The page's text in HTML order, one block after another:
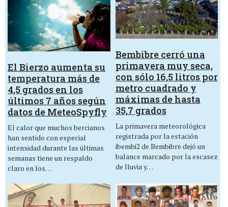
El Bierzo aumenta su
temperatura más de
4,5 grados en los
últimos 7 años según
datos de MeteoSpyfly
El calor que muchos bercianos
han sentido con especial
intensidad durante las últimas
semanas tiene un respaldo
claro en los…
Bembibre cerró una
primavera muy seca,
con sólo 16,5 litros por
metro cuadrado y
máximas de hasta
35,7 grados
La primavera meteorológica
registrada por la estación
ibembi2 de Bembibre dejó un
balance marcado por la escasez
de lluvia y…